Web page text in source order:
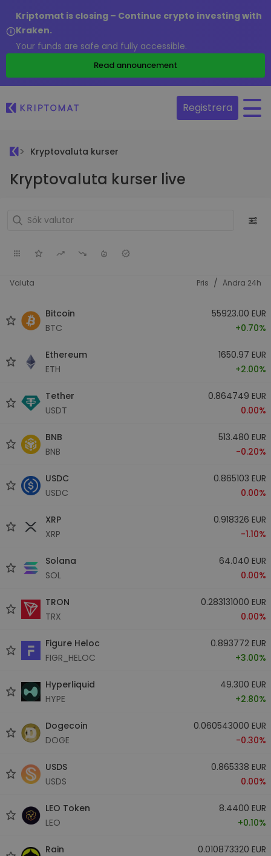
Kriptomat is closing – Continue crypto investing with
Kraken.
Your funds are safe and fully accessible.
Read announcement
Registrera
Kryptovaluta kurser
Kryptovaluta kurser live
Valuta Pris / Ändra 24h
Bitcoin
BTC
55923.00 EUR
+0.70%
Ethereum
ETH
1650.97 EUR
+2.00%
Tether
USDT
0.864749 EUR
0.00%
BNB
BNB
513.480 EUR
-0.20%
USDC
USDC
0.865103 EUR
0.00%
XRP
XRP
0.918326 EUR
-1.10%
Solana
SOL
64.040 EUR
0.00%
TRON
TRX
0.283131000 EUR
0.00%
Figure Heloc
FIGR_HELOC
0.893772 EUR
+3.00%
Hyperliquid
HYPE
49.300 EUR
+2.80%
Dogecoin
DOGE
0.060543000 EUR
-0.30%
USDS
USDS
0.865338 EUR
0.00%
LEO Token
LEO
8.4400 EUR
+0.10%
Rain
0.010873320 EUR